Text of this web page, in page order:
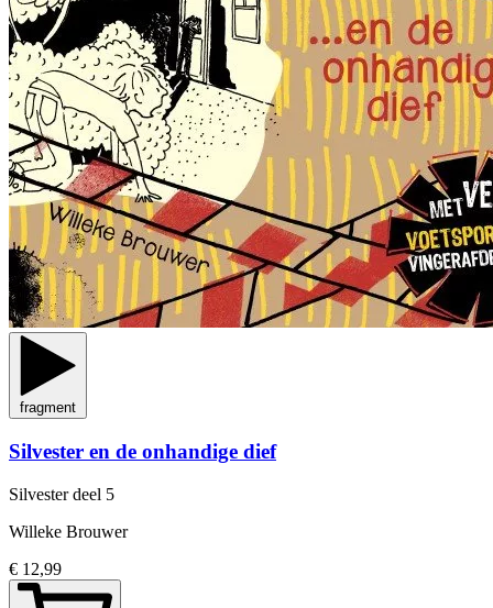
fragment
Silvester en de onhandige dief
Silvesterdeel 5
Willeke Brouwer
€ 12,99